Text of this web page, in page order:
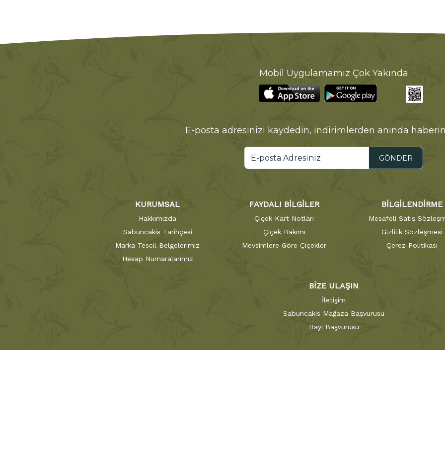
Mobil Uygulamamız Çok Yakında
E-posta adresinizi kaydedin, indirimlerden anında
GÖNDER
KURUMSAL
Hakkımızda
Sabuncakis Tarihçesi
Marka Tescil Belgelerimiz
Hesap Numaralarımız
FAYDALI BİLGİLER
Çiçek Kart Notları
Çiçek Bakımı
Mevsimlere Göre Çiçekler
BİLGİLENDİRME
Mesafeli Satış
Gizlilik Sözleşmesi
Çerez Politikası
BİZE ULAŞIN
İletişim
Sabuncakis Mağaza Başvurusu
Bayi Başvurusu